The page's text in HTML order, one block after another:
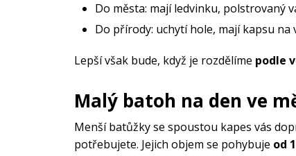
Do města: mají ledvinku, polstrovaný
Do přírody: uchytí hole, mají kapsu na
Lepší však bude, když je rozdělíme podle
Malý batoh na den ve
Menší batůžky se spoustou kapes vás
potřebujete. Jejich objem se pohybuje od